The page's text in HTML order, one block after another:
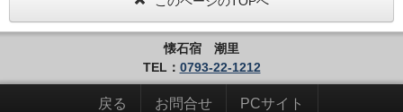
懐石宿 潮里
TEL： 0793-22-1212
戻る お問合せ PCサイト